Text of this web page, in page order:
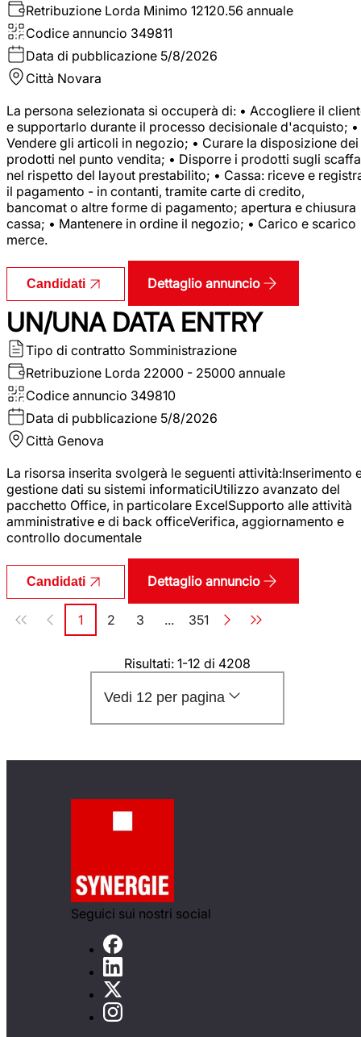
Retribuzione Lorda Minimo 12120.56 annuale
Codice annuncio 349811
Data di pubblicazione 5/8/2026
Città Novara
La persona selezionata si occuperà di: • Accogliere il
e supportarlo durante il processo decisionale d'acquisto; •
Vendere gli articoli in negozio; • Curare la disposizione dei
prodotti nel punto vendita; • Disporre i prodotti sugli
nel rispetto del layout prestabilito; • Cassa: riceve e
il pagamento - in contanti, tramite carte di credito,
bancomat o altre forme di pagamento; apertura e chiusura
cassa; • Mantenere in ordine il negozio; • Carico e scarico
merce.
Candidati Dettaglio annuncio
UN/UNA DATA ENTRY
Tipo di contratto Somministrazione
Retribuzione Lorda 22000 - 25000 annuale
Codice annuncio 349810
Data di pubblicazione 5/8/2026
Città Genova
La risorsa inserita svolgerà le seguenti attività:Inserimento
gestione dati su sistemi informaticiUtilizzo avanzato del
pacchetto Office, in particolare ExcelSupporto alle attività
amministrative e di back officeVerifica, aggiornamento e
controllo documentale
Candidati Dettaglio annuncio
Paginazione
Pagina
1 Pagina
2 Pagina
3 ... Pagina
351
Risultati: 1-12 di 4208
Vedi 12 per pagina
Seguici sui nostri social